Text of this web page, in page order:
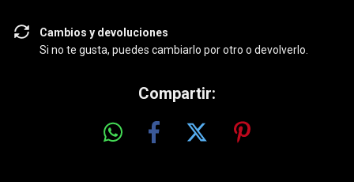
Cambios y devoluciones
Si no te gusta, puedes cambiarlo por otro o devolverlo.
Compartir: